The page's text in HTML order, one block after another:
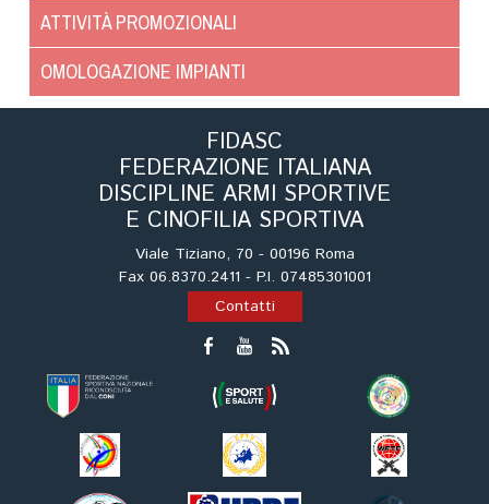
ATTIVITÀ PROMOZIONALI
OMOLOGAZIONE IMPIANTI
FIDASC
FEDERAZIONE ITALIANA
DISCIPLINE ARMI SPORTIVE
E CINOFILIA SPORTIVA
Viale Tiziano, 70 - 00196 Roma
Fax 06.8370.2411 - P.I. 07485301001
Contatti
Tiro a Palla
Tiro con l'arco da caccia
Field Target
Paintball
Softair
Cinofilia Sportiva
Agility
DiscDog
Dog Balance
Dog Trail